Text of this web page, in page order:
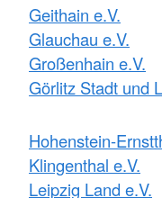
Geithain e.V.
Glauchau e.V.
Großenhain e.V.
Görlitz Stadt und
Hohenstein-
Klingenthal e.V.
Leipzig Land e.V.